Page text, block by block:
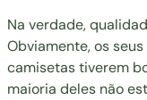
Na verdade,
Obviamente, os
camisetas tiverem
maioria deles não